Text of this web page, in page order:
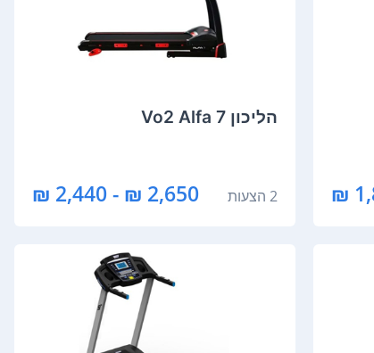
הליכון Vo2 Alfa 7
2 הצעות 2,650 ₪ - 2,440 ₪